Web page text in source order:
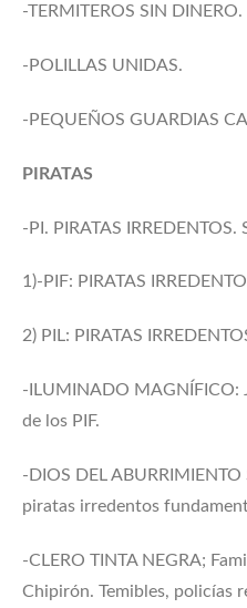
-TERMITEROS SIN DINERO.
-POLILLAS UNIDAS.
-PEQUEÑOS GUARDIAS
PIRATAS
-PI. PIRATAS IRREDENTOS.
1)-PIF: PIRATAS
2) PIL: PIRATAS
-ILUMINADO MAGNÍFICO:
de los PIF.
-DIOS DEL
piratas irredentos
-CLERO TINTA NEGRA;
Chipirón. Temibles, policías